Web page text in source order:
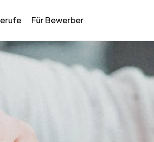
Für Bewerber